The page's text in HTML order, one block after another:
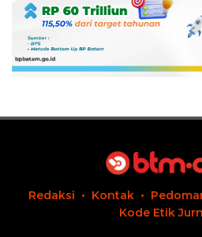
Redaksi Kontak
Kode Etik